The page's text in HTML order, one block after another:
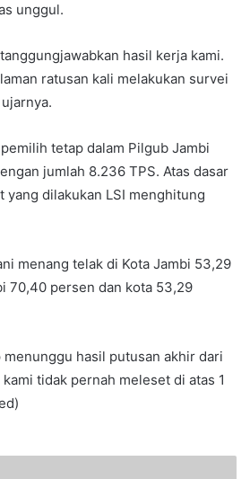
unggul.
hasil kerja kami.
ratusan kali melakukan survei
tetap dalam Pilgub Jambi
jumlah 8.236 TPS. Atas dasar
yang dilakukan LSI menghitung
menang telak di Kota Jambi 53,29
70,40 persen dan kota 53,29
hasil putusan akhir dari
kami tidak pernah meleset di atas 1